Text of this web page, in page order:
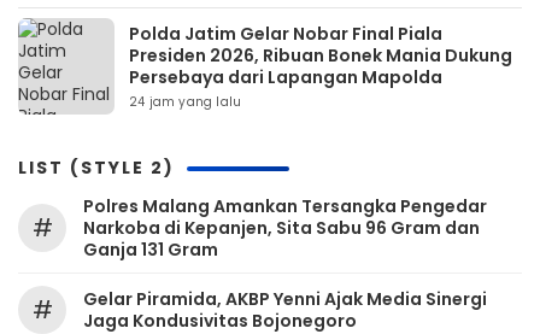
Polda Jatim Gelar Nobar Final Piala
Presiden 2026, Ribuan Bonek Mania Dukung
Persebaya dari Lapangan Mapolda
24 jam yang lalu
LIST (STYLE 2)
#
Polres Malang Amankan Tersangka Pengedar
Narkoba di Kepanjen, Sita Sabu 96 Gram dan
Ganja 131 Gram
#
Gelar Piramida, AKBP Yenni Ajak Media Sinergi
Jaga Kondusivitas Bojonegoro